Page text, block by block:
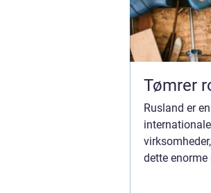
Tømrer
Rusland er
dette